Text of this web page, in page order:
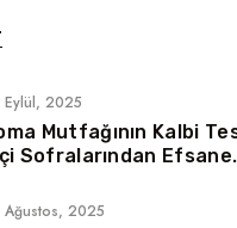
2025
Mutfağının Kalbi
Sofralarından Efsane
2025